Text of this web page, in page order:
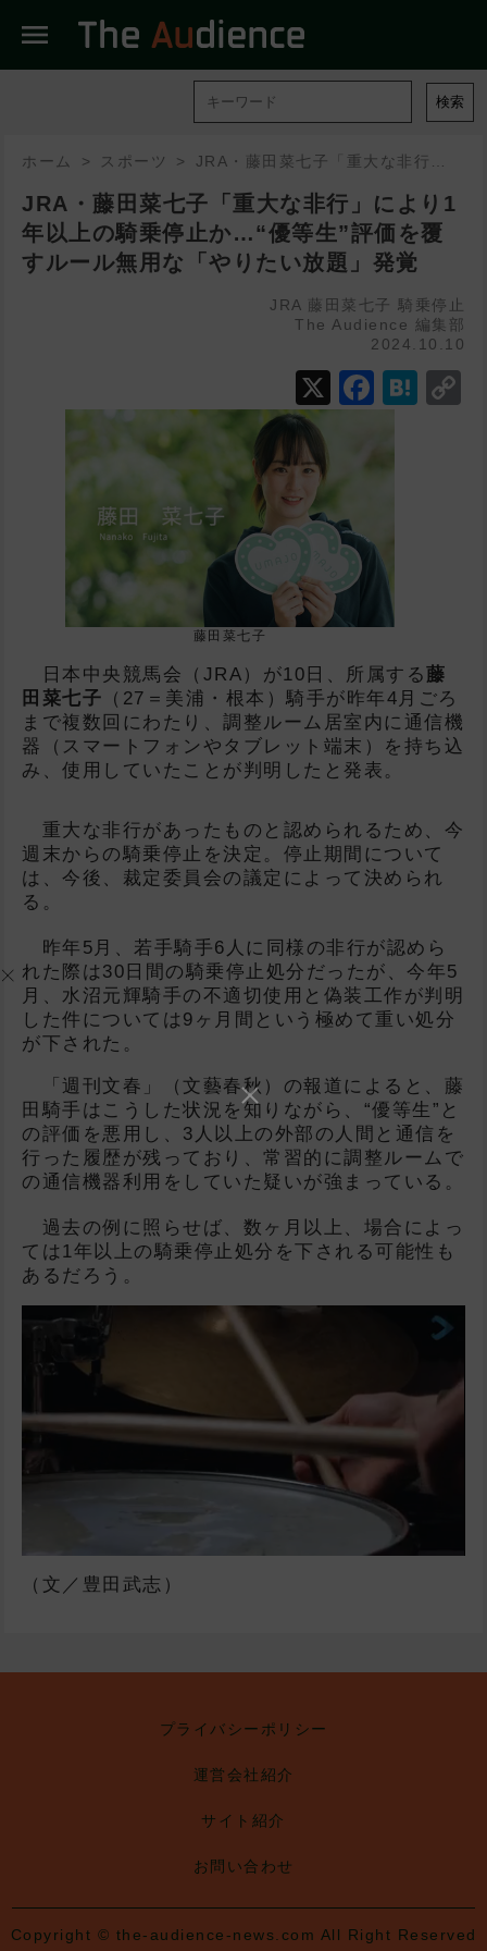
menu
検索
ホーム スポーツ
JRA・藤田菜七子「重大な非行」により1
年以上の騎乗停止か…“優等生”評価を覆
すルール無用な「やりたい放題」発覚
JRA 藤田菜七子 騎乗停止
The Audience 編集部
2024.10.10
X
藤田菜七子
日本中央競馬会（JRA）が10日、所属する藤
田菜七子 （27＝美浦・根本）騎手が昨年4月ごろ
まで複数回にわたり、調整ルーム居室内に通信機
器（スマートフォンやタブレット端末）を持ち込
み、使用していたことが判明したと発表。
重大な非行があったものと認められるため、今
週末からの騎乗停止を決定。停止期間について
は、今後、裁定委員会の議定によって決められ
る。
昨年5月、若手騎手6人に同様の非行が認めら
れた際は30日間の騎乗停止処分だったが、今年5
月、水沼元輝騎手の不適切使用と偽装工作が判明
した件については9ヶ月間という極めて重い処分
が下された。
「週刊文春」（文藝春秋）の報道によると、藤
田騎手はこうした状況を知りながら、“優等生”と
の評価を悪用し、3人以上の外部の人間と通信を
行った履歴が残っており、常習的に調整ルームで
の通信機器利用をしていた疑いが強まっている。
過去の例に照らせば、数ヶ月以上、場合によっ
ては1年以上の騎乗停止処分を下される可能性も
あるだろう。
（文／豊田武志）
プライバシーポリシー
運営会社紹介
サイト紹介
お問い合わせ
Copyright © the-audience-news.com All Right Reserved